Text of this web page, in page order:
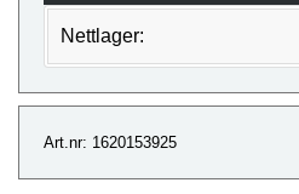
Nettlager:
Art.nr: 1620153925